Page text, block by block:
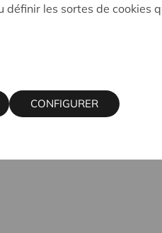
définir les sortes de cookies
CONFIGURER